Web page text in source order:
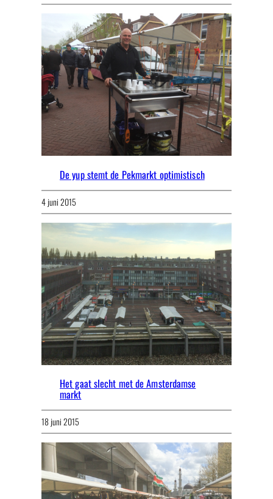
De yup stemt de Pekmarkt optimistisch
4 juni 2015
Het gaat slecht met de Amsterdamse
markt
18 juni 2015